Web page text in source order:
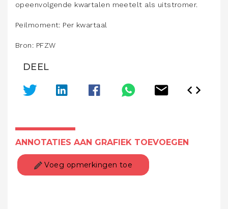
opeenvolgende kwartalen meetelt als uitstromer.
Peilmoment: Per kwartaal
Bron: PFZW
DEEL
ANNOTATIES AAN GRAFIEK TOEVOEGEN
Voeg opmerkingen toe